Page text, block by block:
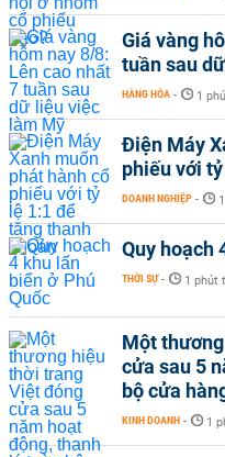
Giá vàng
tuần sau
HÀNG HÓA - 1
Điện Máy
phiếu với
DOANH NGHIỆP -
Quy hoạch
THỜI SỰ - 1 phút
Một
cửa sau 5
bộ cửa
KINH DOANH - 1